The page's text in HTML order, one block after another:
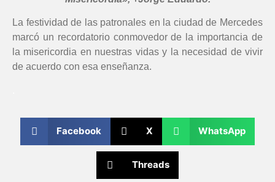
La festividad de las patronales en la ciudad de Mercedes
marcó un recordatorio conmovedor de la importancia de
la misericordia en nuestras vidas y la necesidad de vivir
de acuerdo con esa enseñanza.
Facebook X WhatsApp
Threads